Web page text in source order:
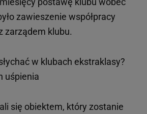
zawieszenie współpracy
zarządem klubu.
w klubach ekstraklasy?
uśpienia
się obiektem, który zostanie